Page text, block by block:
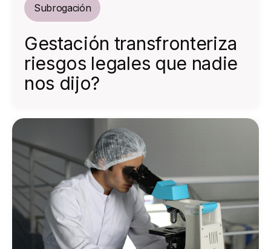
Subrogación
Gestación transfronteriza
riesgos legales que nadie
nos dijo?